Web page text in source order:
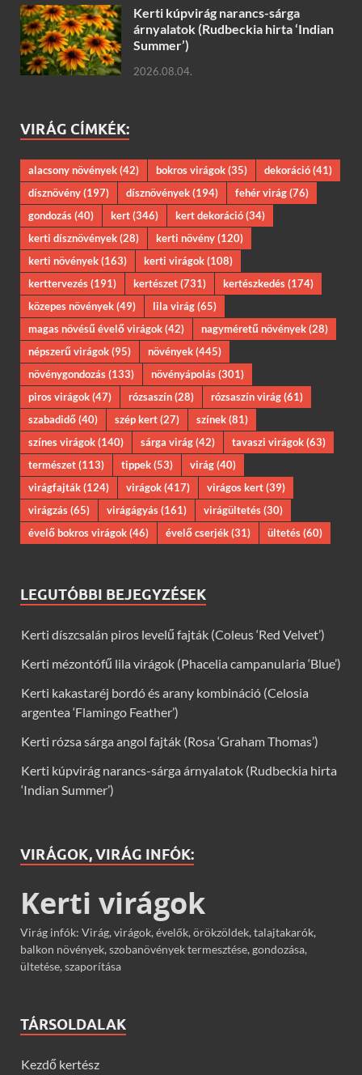
Kerti kúpvirág narancs-sárga
árnyalatok (Rudbeckia hirta ‘Indian
Summer’)
2026.08.04.
VIRÁG CÍMKÉK:
alacsony növények(42) bokros virágok(35) dekoráció(41)
dísznövény(197) dísznövények(194) fehér virág(76)
gondozás(40) kert(346) kert dekoráció(34)
kerti dísznövények(28) kerti növény(120)
kerti növények(163) kerti virágok(108)
kerttervezés(191) kertészet(731) kertészkedés(174)
közepes növények(49) lila virág(65)
magas növésű évelő virágok(42) nagyméretű növények(28)
népszerű virágok(95) növények(445)
növénygondozás(133) növényápolás(301)
piros virágok(47) rózsaszín(28) rózsaszín virág(61)
szabadidő(40) szép kert(27) színek(81)
színes virágok(140) sárga virág(42) tavaszi virágok(63)
természet(113) tippek(53) virág(40)
virágfajták(124) virágok(417) virágos kert(39)
virágzás(65) virágágyás(161) virágültetés(30)
évelő bokros virágok(46) évelő cserjék(31) ültetés(60)
LEGUTÓBBI BEJEGYZÉSEK
Kerti díszcsalán piros levelű fajták (Coleus ‘Red Velvet’)
Kerti mézontófű lila virágok (Phacelia campanularia ‘Blue’)
Kerti kakastaréj bordó és arany kombináció (Celosia
argentea ‘Flamingo Feather’)
Kerti rózsa sárga angol fajták (Rosa ‘Graham Thomas’)
Kerti kúpvirág narancs-sárga árnyalatok (Rudbeckia hirta
‘Indian Summer’)
VIRÁGOK, VIRÁG INFÓK:
Kerti virágok
Virág infók: Virág, virágok, évelők, örökzöldek, talajtakarók,
balkon növények, szobanövények termesztése, gondozása,
ültetése, szaporítása
TÁRSOLDALAK
Kezdő kertész